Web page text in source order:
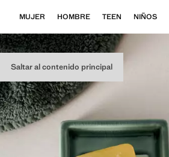
Saltar al contenido principal
MUJER HOMBRE TEEN NIÑOS